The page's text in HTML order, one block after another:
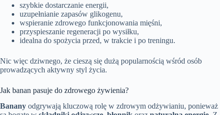
szybkie dostarczanie energii,
uzupełnianie zapasów glikogenu,
wspieranie zdrowego funkcjonowania mięśni,
przyspieszanie regeneracji po wysiłku,
idealna do spożycia przed, w trakcie i po treningu.
Nic więc dziwnego, że cieszą się dużą popularnością wśród osób
prowadzących aktywny styl życia.
Jak banan pasuje do zdrowego żywienia?
Banany odgrywają kluczową rolę w zdrowym odżywianiu, ponieważ